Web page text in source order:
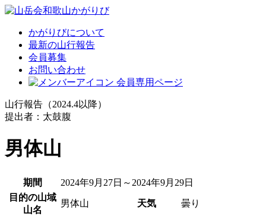
かがりびについて
最新の山行報告
会員募集
お問い合わせ
会員専用ページ
山行報告（2024.4以降）
提出者：太鼓腹
男体山
期間
2024年9月27日～2024年9月29日
目的の山域
山名
男体山 天気 曇り